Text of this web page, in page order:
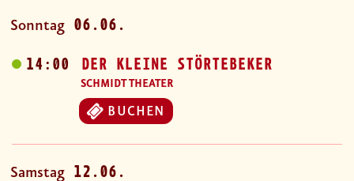
Sonntag 06.06.
14:00 DER KLEINE STÖRTEBEKER
SCHMIDT THEATER
BUCHEN
Samstag 12.06.